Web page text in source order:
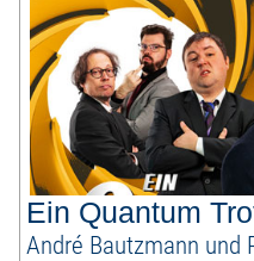
Ein Quantum
André Bautzmann und